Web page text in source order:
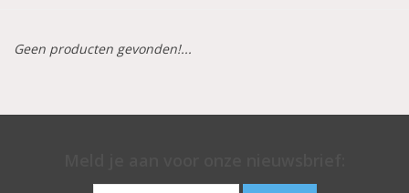
Aluminium koffer/Trolley
Apparatuur
Geen producten gevonden!...